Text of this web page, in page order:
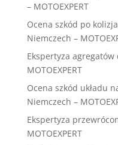
– MOTOEXPERT
Ocena szkód po
Niemczech –
Ekspertyza agregatów
MOTOEXPERT
Ocena szkód układu
Niemczech –
Ekspertyza
MOTOEXPERT